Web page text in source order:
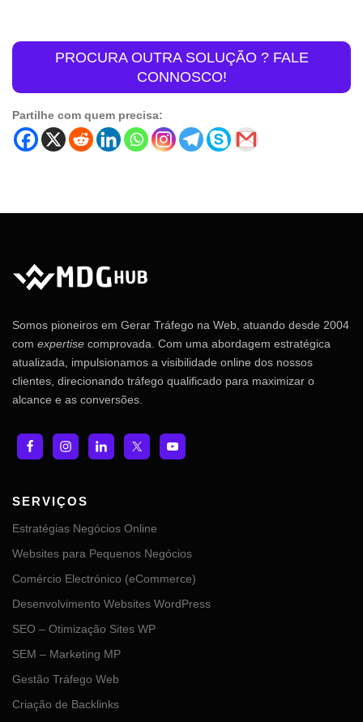
PROCURA OUTRA SOLUÇÃO ? FALE
CONNOSCO!
Partilhe com quem precisa:
Somos pioneiros em Gerar Tráfego na Web, atuando desde 2004
com expertise comprovada. Com uma abordagem estratégica
atualizada, impulsionamos a visibilidade online dos nossos
clientes, direcionando tráfego qualificado para maximizar o
alcance e as conversões.
SERVIÇOS
Estratégias Negócios Online
Websites para Pequenos Negócios
Comércio Electrónico (eCommerce)
Desenvolvimento Websites WordPress
SEO – Otimização Sites WP
SEM – Marketing MP
Gestão Tráfego Web
Criação de Backlinks